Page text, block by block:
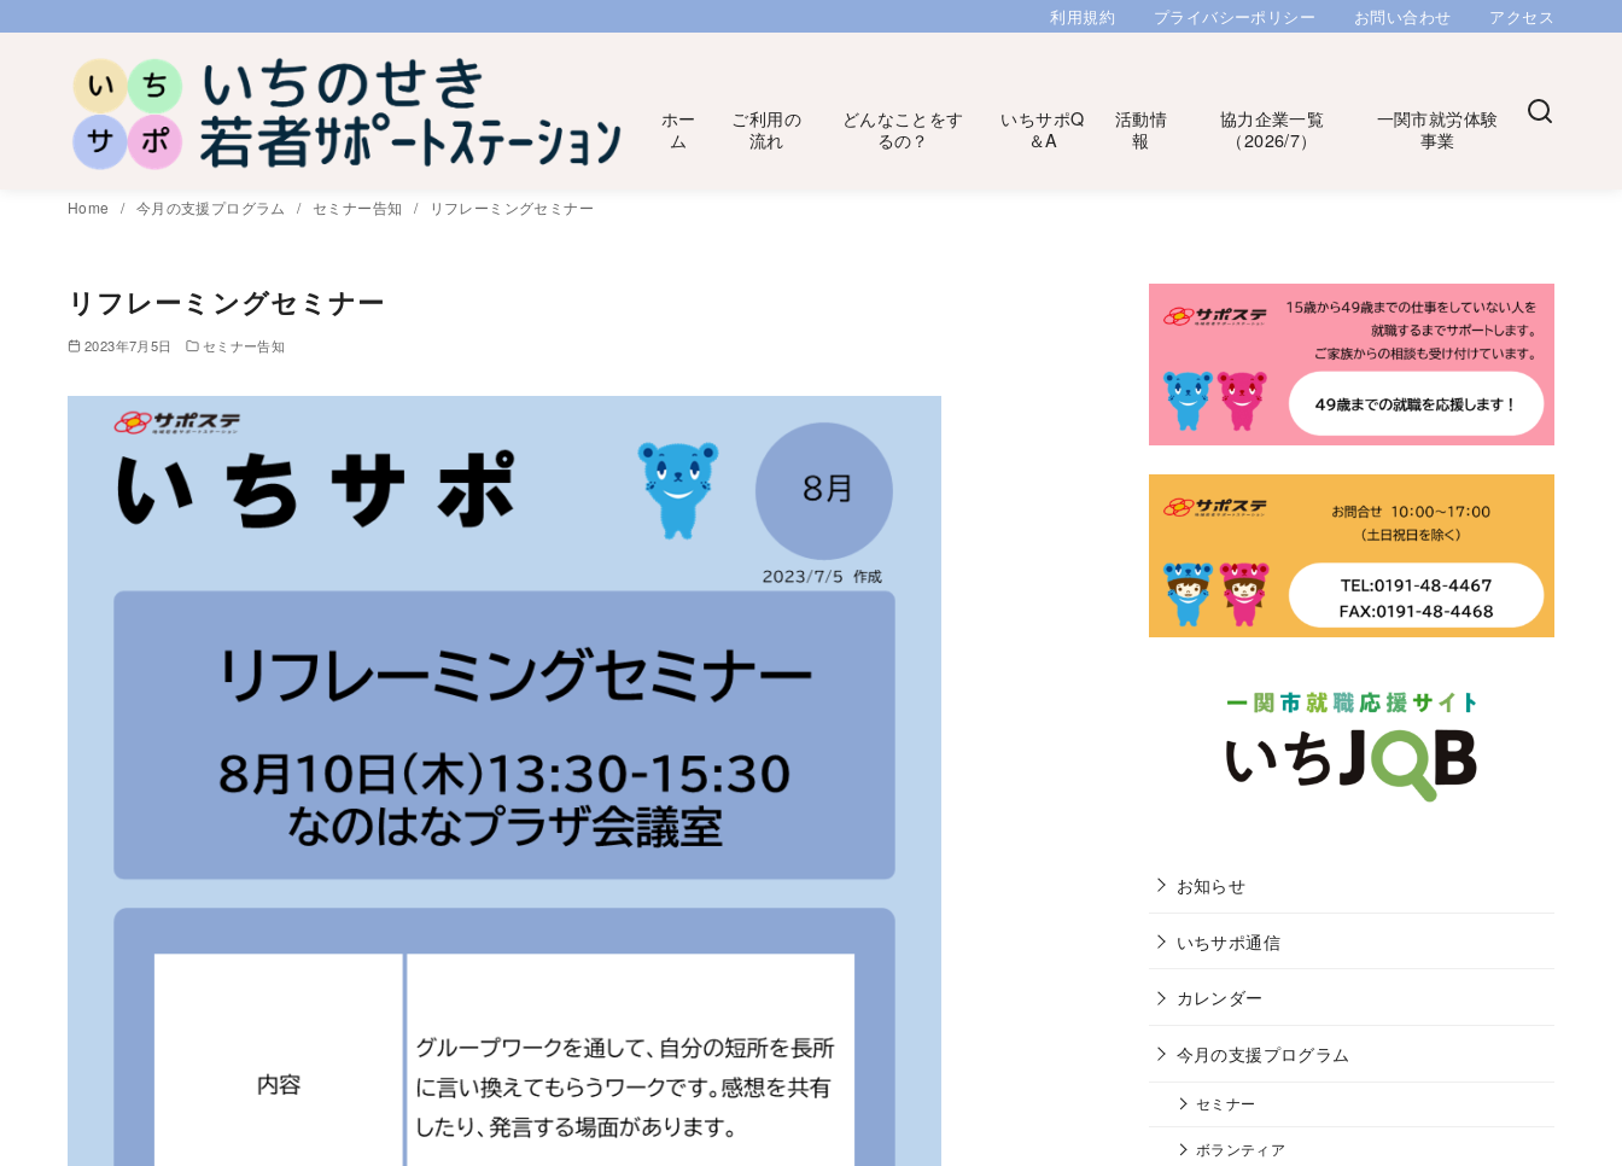
利用規約 プライバシーポリシー お問い合わせ アクセス
ホー
ム
ご利用の
流れ
どんなことをす
るの？
いちサポQ
＆A
活動情
報
協力企業一覧
（2026/7）
一関市就労体験
事業
Home 今月の支援プログラム セミナー告知 リフレーミングセミナー
リフレーミングセミナー
2023年7月5日 セミナー告知
お知らせ
いちサポ通信
カレンダー
今月の支援プログラム
セミナー
ボランティア